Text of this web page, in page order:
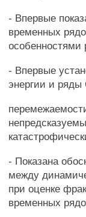
- Впервые
временных
особенностями
- Впервые
энергии и
- Показана
между
при оценке
временных